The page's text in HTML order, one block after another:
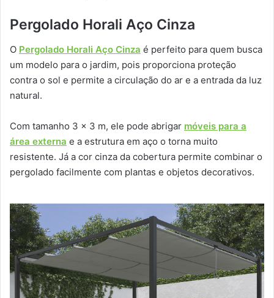
Pergolado Horali Aço Cinza
O Pergolado Horali Aço Cinza é perfeito para quem busca
um modelo para o jardim, pois proporciona proteção
contra o sol e permite a circulação do ar e a entrada da luz
natural.
Com tamanho 3 x 3 m, ele pode abrigar móveis para a
área externa e a estrutura em aço o torna muito
resistente. Já a cor cinza da cobertura permite combinar o
pergolado facilmente com plantas e objetos decorativos.